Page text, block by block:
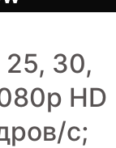
25, 30,
HD
с;